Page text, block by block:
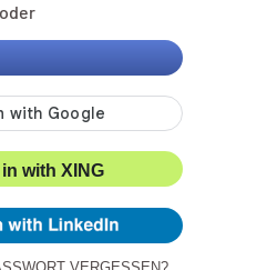
oder
with XING